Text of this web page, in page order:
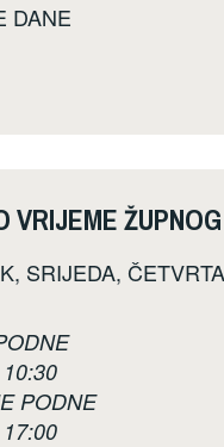
DANE
VRIJEME
SRIJEDA,
PODNE